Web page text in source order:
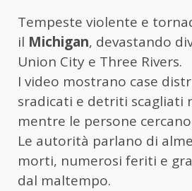
Tempeste violente e
il Michigan, devastando
Union City e Three Rivers.
I video mostrano case
sradicati e detriti scagliati
mentre le persone
Le autorità parlano di
morti, numerosi feriti e
dal maltempo.